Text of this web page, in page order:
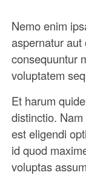
Nemo enim
aspernatur aut
consequuntur
voluptatem
Et harum
distinctio.
est eligendi
id quod
voluptas